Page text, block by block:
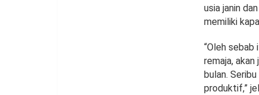
usia janin
memiliki
“Oleh sebab
remaja, akan
bulan.
produktif,”